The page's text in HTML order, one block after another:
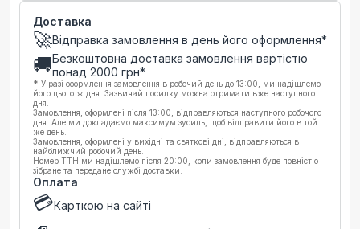
Доставка
🚀Відправка замовлення в день його оформлення*
🚚Безкоштовна доставка замовлення вартістю
понад 2000 грн*
* У разі оформлення замовлення в робочий день до 13:00, ми надішлемо
його цього ж дня. Зазвичай посилку можна отримати вже наступного
дня.
Замовлення, оформлені після 13:00, відправляються наступного робочого
дня. Але ми докладаємо максимум зусиль, щоб відправити його в той
же день.
Замовлення, оформлені у вихідні та святкові дні, відправляються в
найближчий робочий день.
Номер ТТН ми надішлемо після 20:00, коли замовлення буде повністю
зібране та передане службі доставки.
Оплата
💳Карткою на сайті